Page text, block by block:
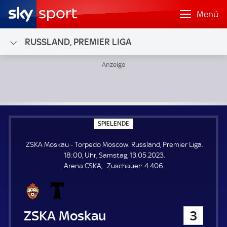
Menü
RUSSLAND, PREMIER LIGA
SPIELENDE
P
L
E
N
ZSKA Moskau - Torpedo Moscow. Russland, Premier Liga.
18:00, Uhr, Samstag, 13.05.2023.
Arena CSKA
Zuschauer: Z
4.406.
ZSKA Moskau 3